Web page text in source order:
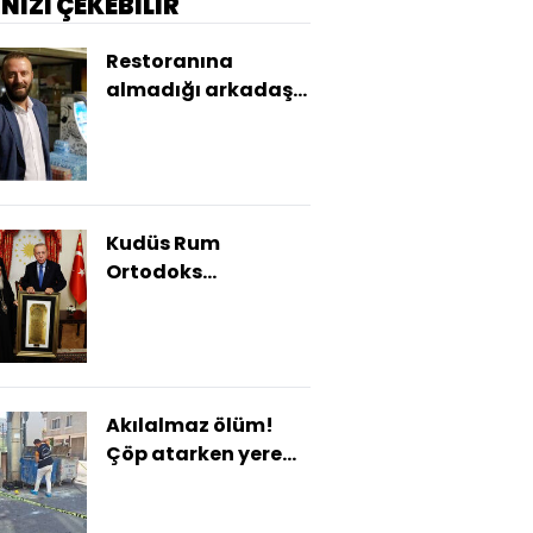
Restoranına
almadığı arkadaşı
Kudüs Rum
Ortodoks
Akılalmaz ölüm!
Çöp atarken yere